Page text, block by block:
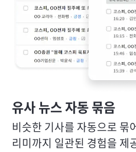
유사 뉴스 자동 묶음
비슷한 기사를 자동으로 묶
리미까지 일관된 경험을 제